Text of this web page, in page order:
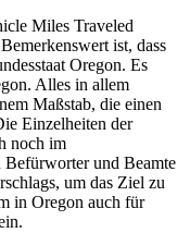
Miles Traveled
ist, dass
Oregon. Es
Alles in allem
Maßstab, die einen
Einzelheiten der
noch im
Befürworter und Beamte
um das Ziel zu
in Oregon auch für